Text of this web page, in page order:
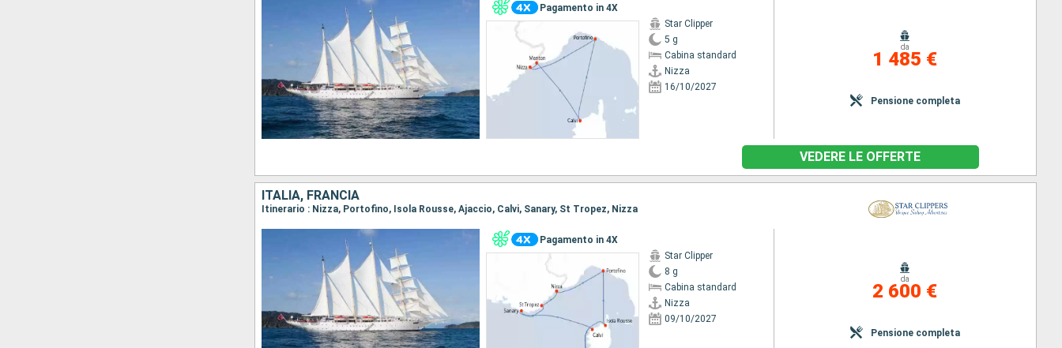
Pagamento in 4X
Star Clipper
5 g
Cabina standard
Nizza
16/10/2027
da
1 485 €
Pensione completa
VEDERE LE OFFERTE
ITALIA, FRANCIA
Itinerario : Nizza, Portofino, Isola Rousse, Ajaccio, Calvi, Sanary, St Tropez, Nizza
Pagamento in 4X
Star Clipper
8 g
Cabina standard
Nizza
09/10/2027
da
2 600 €
Pensione completa